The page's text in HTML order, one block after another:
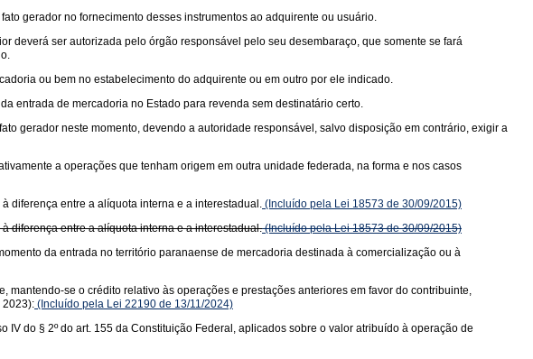
gerador no fornecimento desses instrumentos ao adquirente ou usuário.
deverá ser autorizada pelo órgão responsável pelo seu desembaraço, que somente se fará
ou bem no estabelecimento do adquirente ou em outro por ele indicado.
entrada de mercadoria no Estado para revenda sem destinatário certo.
gerador neste momento, devendo a autoridade responsável, salvo disposição em contrário, exigir a
a operações que tenham origem em outra unidade federada, na forma e nos casos
diferença entre a alíquota interna e a interestadual. (Incluído pela Lei 18573 de 30/09/2015)
diferença entre a alíquota interna e a interestadual.(Incluído pela Lei 18573 de 30/09/2015)
da entrada no território paranaense de mercadoria destinada à comercialização ou à
se o crédito relativo às operações e prestações anteriores em favor do contribuinte,
2023): (Incluído pela Lei 22190 de 13/11/2024)
do § 2º do art. 155 da Constituição Federal, aplicados sobre o valor atribuído à operação de